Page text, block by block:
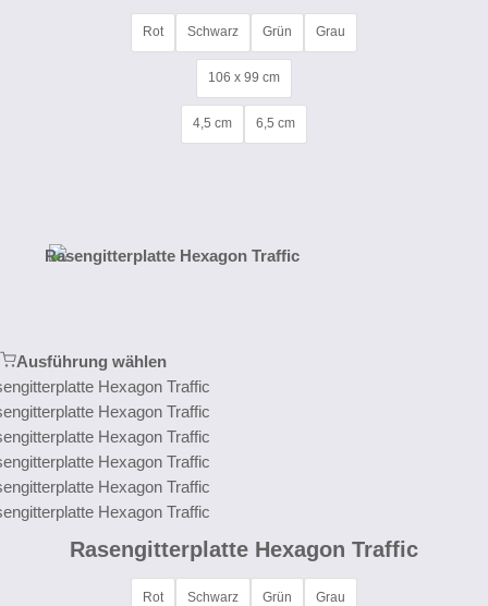
Rot Schwarz Grün Grau
106 x 99 cm
4,5 cm 6,5 cm
Ausführung wählen
Rasengitterplatte Hexagon Traffic
Rot Schwarz Grün Grau